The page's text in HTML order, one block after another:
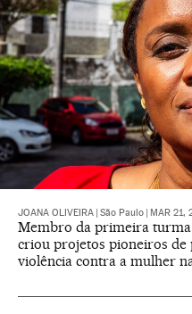
JOANA OLIVEIRA São Paulo MAR 21,
Membro da primeira
criou projetos pioneiros de
violência contra a mulher